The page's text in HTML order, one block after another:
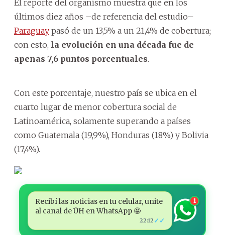
El reporte del organismo muestra que en los
últimos diez años –de referencia del estudio–
Paraguay pasó de un 13,5% a un 21,4% de cobertura;
con esto, la evolución en una década fue de
apenas 7,6 puntos porcentuales.
Con este porcentaje, nuestro país se ubica en el
cuarto lugar de menor cobertura social de
Latinoamérica, solamente superando a países
como Guatemala (19,9%), Honduras (18%) y Bolivia
(17,4%).
Recibí las noticias en tu celular, unite
al canal de ÚH en WhatsApp 🤩
22:12 ✓✓
1